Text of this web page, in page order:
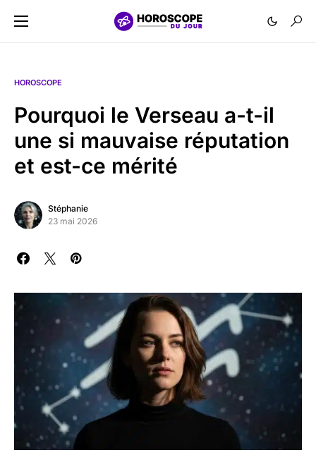
HOROSCOPE
Pourquoi le Verseau a-t-il
une si mauvaise réputation
et est-ce mérité
Stéphanie
23 mai 2026